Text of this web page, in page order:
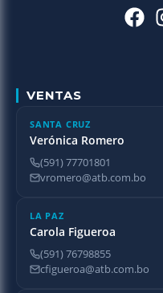
VENTAS
SANTA CRUZ
Verónica Romero
(591) 77701801
vromero@atb.com.bo
LA PAZ
Carola Figueroa
(591) 76798855
cfigueroa@atb.com.bo